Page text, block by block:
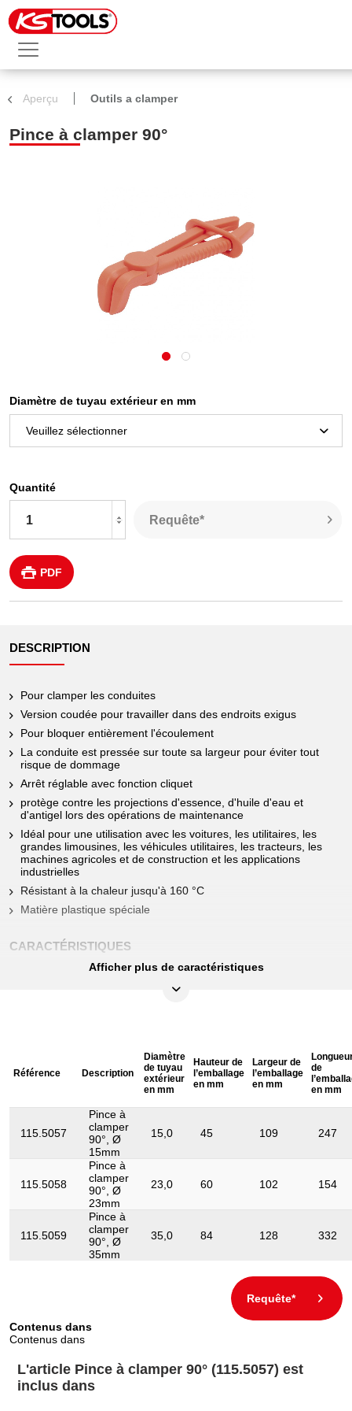
Aperçu Outils a clamper
Pince à clamper 90°
Diamètre de tuyau extérieur en mm
Quantité
Requête*
PDF
DESCRIPTION
Pour clamper les conduites
Version coudée pour travailler dans des endroits exigus
Pour bloquer entièrement l'écoulement
La conduite est pressée sur toute sa largeur pour éviter tout
risque de dommage
Arrêt réglable avec fonction cliquet
protège contre les projections d'essence, d'huile d'eau et
d'antigel lors des opérations de maintenance
Idéal pour une utilisation avec les voitures, les utilitaires, les
grandes limousines, les véhicules utilitaires, les tracteurs, les
machines agricoles et de construction et les applications
industrielles
Résistant à la chaleur jusqu'à 160 °C
Matière plastique spéciale
CARACTÉRISTIQUES
Matière: Plastique
Afficher plus de caractéristiques
Référence Description
Diamètre
de tuyau
extérieur
en mm
Hauteur de
l’emballage
en mm
Largeur de
l’emballage
en mm
de
en mm
115.5057
Pince à
clamper
90°, Ø
15mm
15,0 45 109 247
115.5058
Pince à
clamper
90°, Ø
23mm
23,0 60 102 154
115.5059
Pince à
clamper
90°, Ø
35mm
35,0 84 128 332
Requête*
Contenus dans
Contenus dans
L'article Pince à clamper 90° (115.5057) est
inclus dans